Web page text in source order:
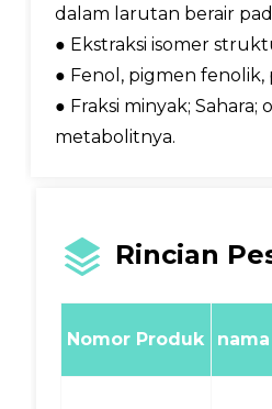
dalam larutan berair
● Ekstraksi isomer
● Fenol, pigmen fenolik,
● Fraksi minyak;
metabolitnya.
Rincian
Nomor Produk nama